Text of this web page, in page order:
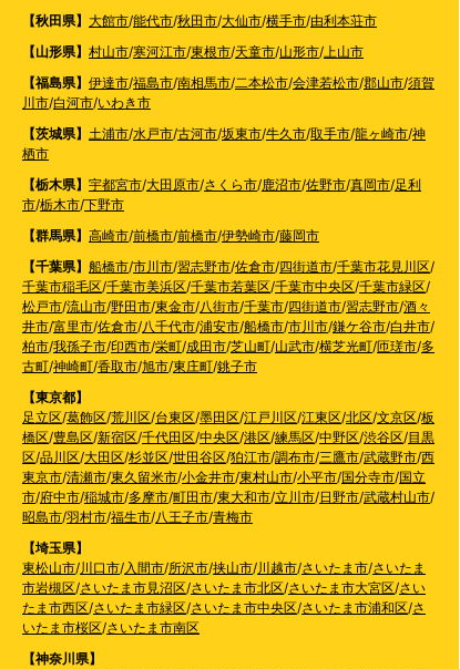
【秋田県】 大館市/能代市/秋田市/大仙市/横手市/由利本荘市
【山形県】 村山市/寒河江市/東根市/天童市/山形市/上山市
【福島県】 伊達市/福島市/南相馬市/二本松市/会津若松市/郡山市/須賀
川市/白河市/いわき市
【茨城県】 土浦市/水戸市/古河市/坂東市/牛久市/取手市/龍ヶ崎市/神
栖市
【栃木県】 宇都宮市/大田原市/さくら市/鹿沼市/佐野市/真岡市/足利
市/栃木市/下野市
【群馬県】 高崎市/前橋市/前橋市/伊勢崎市/藤岡市
【千葉県】 船橋市/市川市/習志野市/佐倉市/四街道市/千葉市花見川区/
千葉市稲毛区/千葉市美浜区/千葉市若葉区/千葉市中央区/千葉市緑区/
松戸市/流山市/野田市/東金市/八街市/千葉市/四街道市/習志野市/酒々
井市/富里市/佐倉市/八千代市/浦安市/船橋市/市川市/鎌ケ谷市/白井市/
柏市/我孫子市/印西市/栄町/成田市/芝山町/山武市/横芝光町/匝瑳市/多
古町/神崎町/香取市/旭市/東庄町/銚子市
【東京都】
足立区/葛飾区/荒川区/台東区/墨田区/江戸川区/江東区/北区/文京区/板
橋区/豊島区/新宿区/千代田区/中央区/港区/練馬区/中野区/渋谷区/目黒
区/品川区/大田区/杉並区/世田谷区/狛江市/調布市/三鷹市/武蔵野市/西
東京市/清瀬市/東久留米市/小金井市/東村山市/小平市/国分寺市/国立
市/府中市/稲城市/多摩市/町田市/東大和市/立川市/日野市/武蔵村山市/
昭島市/羽村市/福生市/八王子市/青梅市
【埼玉県】
東松山市/川口市/入間市/所沢市/挟山市/川越市/さいたま市/さいたま
市岩槻区/さいたま市見沼区/さいたま市北区/さいたま市大宮区/さい
たま市西区/さいたま市緑区/さいたま市中央区/さいたま市浦和区/さ
いたま市桜区/さいたま市南区
【神奈川県】